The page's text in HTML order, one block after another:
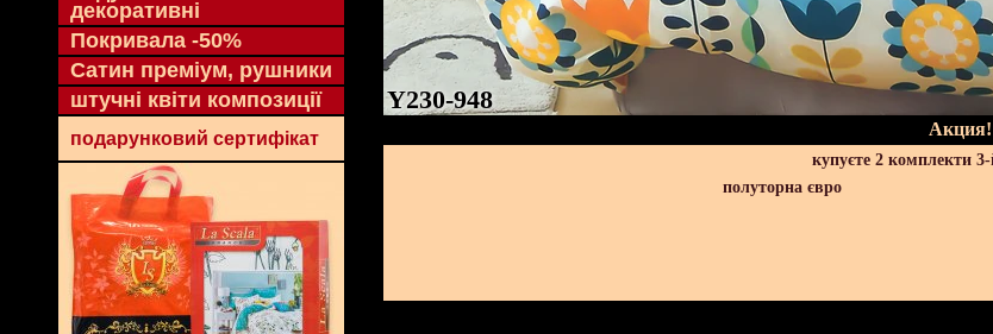
декоративні
Покривала -50%
Сатин преміум, рушники
штучні квіти композиції
подарунковий сертифікат
Y230-948
Акция!
купуєте 2 комплекти
полуторна євро